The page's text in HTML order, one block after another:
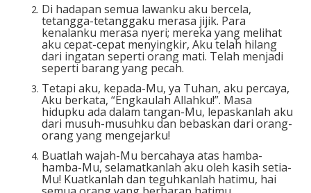
Di hadapan semua lawanku aku bercela,
tetangga-tetanggaku merasa jijik. Para
kenalanku merasa nyeri; mereka yang melihat
aku cepat-cepat menyingkir, Aku telah hilang
dari ingatan seperti orang mati. Telah menjadi
seperti barang yang pecah.
Tetapi aku, kepada-Mu, ya Tuhan, aku percaya,
Aku berkata, “Engkaulah Allahku!”. Masa
hidupku ada dalam tangan-Mu, lepaskanlah aku
dari musuh-musuhku dan bebaskan dari orang-
orang yang mengejarku!
Buatlah wajah-Mu bercahaya atas hamba-
hamba-Mu, selamatkanlah aku oleh kasih setia-
Mu! Kuatkanlah dan teguhkanlah hatimu, hai